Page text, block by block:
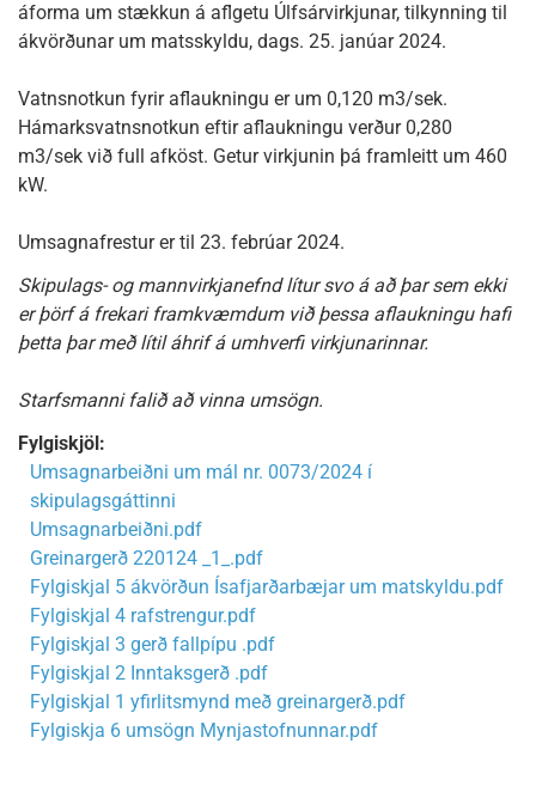
áforma um stækkun á aflgetu Úlfsárvirkjunar, tilkynning til
ákvörðunar um matsskyldu, dags. 25. janúar 2024.
Vatnsnotkun fyrir aflaukningu er um 0,120 m3/sek.
Hámarksvatnsnotkun eftir aflaukningu verður 0,280
m3/sek við full afköst. Getur virkjunin þá framleitt um 460
kW.
Umsagnafrestur er til 23. febrúar 2024.
Skipulags- og mannvirkjanefnd lítur svo á að þar sem ekki
er þörf á frekari framkvæmdum við þessa aflaukningu hafi
þetta þar með lítil áhrif á umhverfi virkjunarinnar.
Starfsmanni falið að vinna umsögn.
Fylgiskjöl:
Umsagnarbeiðni um mál nr. 0073/2024 í
skipulagsgáttinni
Umsagnarbeiðni.pdf
Greinargerð 220124 _1_.pdf
Fylgiskjal 5 ákvörðun Ísafjarðarbæjar um matskyldu.pdf
Fylgiskjal 4 rafstrengur.pdf
Fylgiskjal 3 gerð fallpípu .pdf
Fylgiskjal 2 Inntaksgerð .pdf
Fylgiskjal 1 yfirlitsmynd með greinargerð.pdf
Fylgiskja 6 umsögn Mynjastofnunnar.pdf